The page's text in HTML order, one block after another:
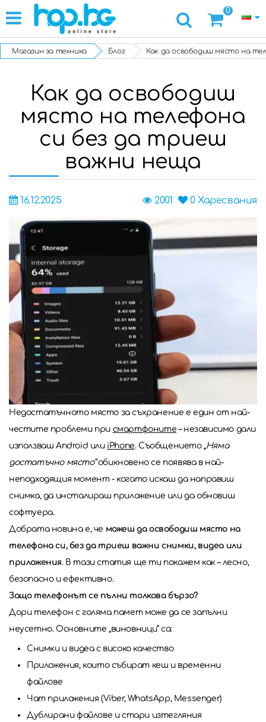
0
Магазин за техника Блог Как да освободиш място на
Как да освободиш
място на телефона
си без да триеш
важни неща
16.12.2025 0Харесвания
2001
Недостатъчното място за съхранение е един от най-
честите проблеми при смартфоните – независимо дали
използваш Android или iPhone. Съобщението „Няма
достатъчно място“обикновено се появява в най-
неподходящия момент - когато искаш да направиш
снимка, да инсталираш приложение или да обновиш
софтуера.
Добрата новина е, че можеш да освободиш място на
телефона си, без да триеш важни снимки, видеа или
приложения. В тази статия ще ти покажем как – лесно,
безопасно и ефективно.
Защо телефонът се пълни толкова бързо?
Дори телефон с голяма памет може да се запълни
неусетно. Основните „виновници“ са:
Снимки и видеа с високо качество
Приложения, които събират кеш и временни
файлове
Чат приложения (Viber, WhatsApp, Messenger)
Дублирани файлове и стари изтегляния